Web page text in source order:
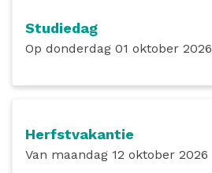
Studiedag
Op donderdag 01 oktober 2026
Herfstvakantie
Van maandag 12 oktober 2026